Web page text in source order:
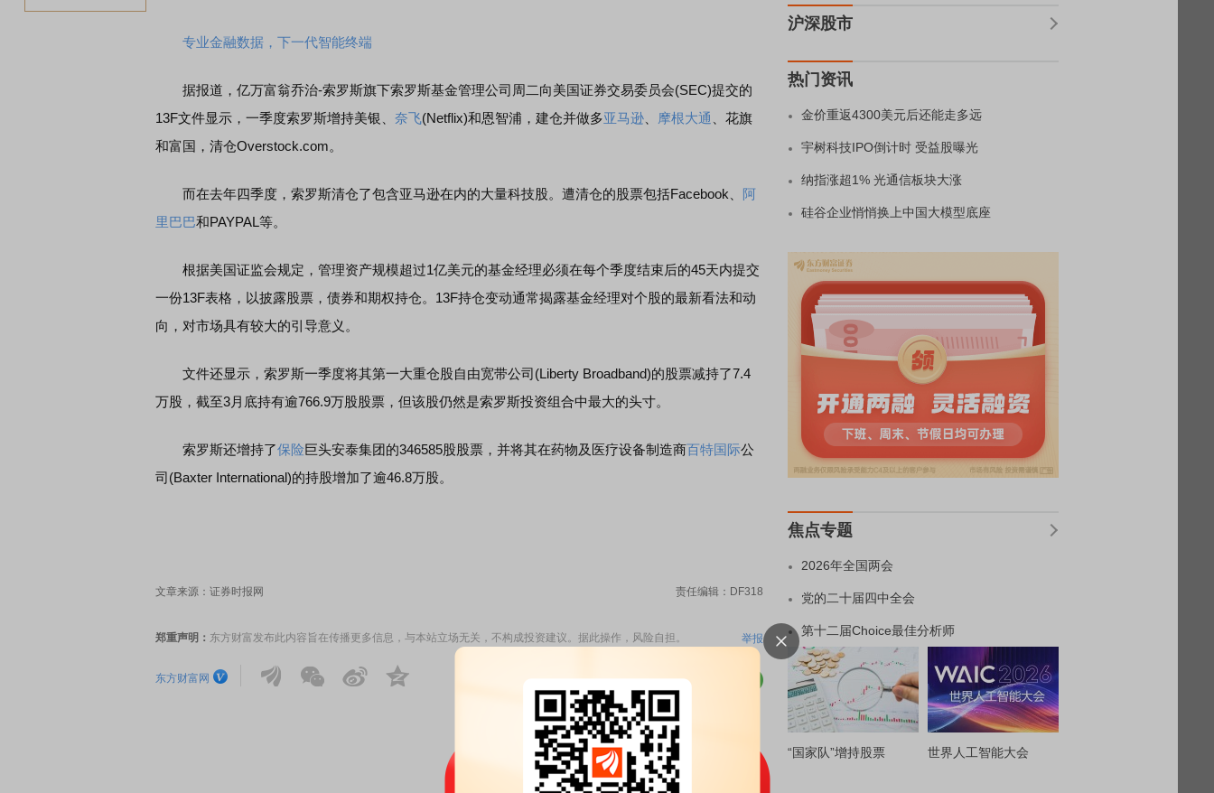
专业金融数据，下一代智能终端
据报道，亿万富翁乔治-索罗斯旗下索罗斯基金管理公司周二向美国证券交易委员会(SEC)提交的
13F文件显示，一季度索罗斯增持美银、 奈飞(Netflix)和恩智浦，建仓并做多亚马逊 摩根大通
、花旗
和富国，清仓Overstock.com。
而在去年四季度，索罗斯清仓了包含亚马逊在内的大量科技股。遭清仓的股票包括Facebook、 阿
里巴巴和PAYPAL等。
根据美国证监会规定，管理资产规模超过1亿美元的基金经理必须在每个季度结束后的45天内提交
一份13F表格，以披露股票，债券和期权持仓。13F持仓变动通常揭露基金经理对个股的最新看法和动
向，对市场具有较大的引导意义。
文件还显示，索罗斯一季度将其第一大重仓股自由宽带公司(Liberty Broadband)的股票减持了7.4
万股，截至3月底持有逾766.9万股股票，但该股仍然是索罗斯投资组合中最大的头寸。
索罗斯还增持了保险巨头安泰集团的346585股股票，并将其在药物及医疗设备制造商百特国际公
司(Baxter International)的持股增加了逾46.8万股。
文章来源：证券时报网 责任编辑：DF318
郑重声明： 东方财富发布此内容旨在传播更多信息，与本站立场无关，不构成投资建议。据此操作，风险自担。 举报
东方财富网
沪深股市
热门资讯
金价重返4300美元后还能走多远
宇树科技IPO倒计时 受益股曝光
纳指涨超1% 光通信板块大涨
硅谷企业悄悄换上中国大模型底座
焦点专题
2026年全国两会
党的二十届四中全会
第十二届Choice最佳分析师
“国家队”增持股票 世界人工智能大会